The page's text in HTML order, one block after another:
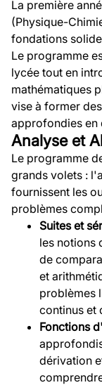
La première
(Physique-
fondations
Le programme
lycée tout en
mathématiques
vise à former
approfondies en
Analyse et
Le programme
grands volets :
fournissent les
problèmes
Suites et
les notions
de
et
problèmes
continus et
Fonctions
dérivation